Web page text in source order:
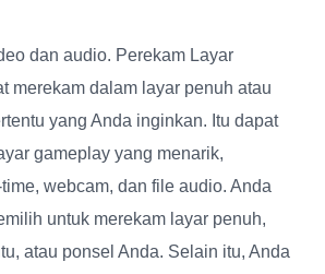
dan audio. Perekam Layar
merekam dalam layar penuh atau
yang Anda inginkan. Itu dapat
gameplay yang menarik,
webcam, dan file audio. Anda
untuk merekam layar penuh,
atau ponsel Anda. Selain itu, Anda